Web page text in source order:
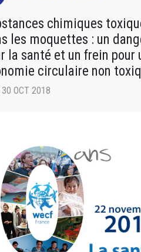
chimiques
les moquettes : un
la santé et un frein pour
circulaire non
30 OCT 2018